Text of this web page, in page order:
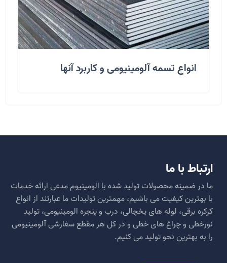
انواع تسمه آلومینیومی و کاربرد آنها
ارتباط با ما
ما در ضمینه محصولات تولید شده با الومینیوم مدعی ارائه خدمات
با بهترین کیفیت می باشیم، مهمترین تولیدات ما عبارتند از انواع
کرکره برقی، لوله های یخچالی، درب و پنجره الومینیومی، تولید
نورخطی و چراغ های خطی و در کل هر مقطع سفارشی آلومینیومی
را به بهترین نحو تولید می کنیم.